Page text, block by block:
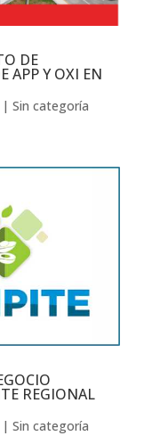
DE
APP Y OXI EN
Sin categoría
REGIONAL
Sin categoría